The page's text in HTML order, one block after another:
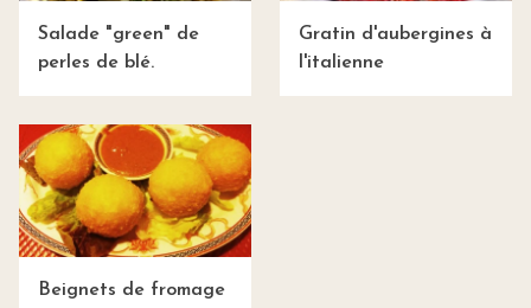
Salade "green" de
perles de blé.
Gratin d'aubergines à
l'italienne
Beignets de fromage